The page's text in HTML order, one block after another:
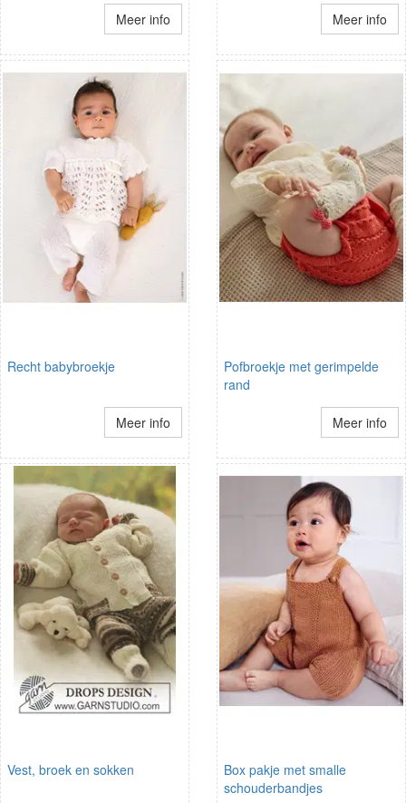
Meer info Meer info
Recht babybroekje
Meer info
Pofbroekje met gerimpelde
rand
Meer info
Vest, broek en sokken
Box pakje met smalle
schouderbandjes